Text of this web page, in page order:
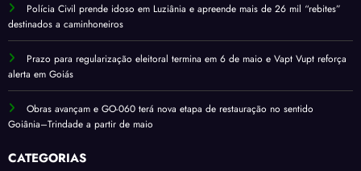
Polícia Civil prende idoso em Luziânia e apreende mais de 26 mil “rebites”
destinados a caminhoneiros
Prazo para regularização eleitoral termina em 6 de maio e Vapt Vupt reforça
alerta em Goiás
Obras avançam e GO-060 terá nova etapa de restauração no sentido
Goiânia–Trindade a partir de maio
CATEGORIAS